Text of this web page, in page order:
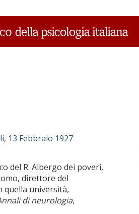
13 Febbraio 1927
del R. Albergo dei poveri,
direttore del
quella università,
di neurologia,